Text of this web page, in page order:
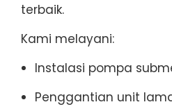
terbaik.
Kami melayani:
Instalasi pompa
Penggantian unit